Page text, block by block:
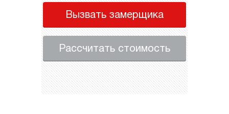
Вызвать замерщика
Рассчитать стоимость